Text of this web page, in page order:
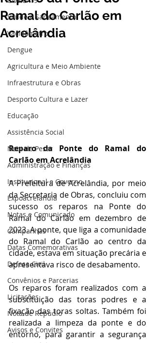
Saúde e Saneamento
Vacinômetro
Dengue
Agricultura e Meio Ambiente
Infraestrutura e Obras
Desporto Cultura e Lazer
Educação
Assistência Social
Nota de Pesar
Administração e Finanças
Institucional e Governo
Expoacrelandia
Notas e Comunicado
Campanhas
Datas Comemorativas
Defesa Civil
Convênios e Parcerias
Licitações
Nota de Repúdio
Avisos e Convites
Ramal do Carlão em
Acrelândia
Reparo da Ponte do Ramal do
Carlão em Acrelândia
A Prefeitura de Acrelândia, por meio
da Secretaria de Obras, concluiu com
sucesso os reparos na Ponte do
Ramal do Carlão em dezembro de
2023. A ponte, que liga a comunidade
do Ramal do Carlão ao centro da
cidade, estava em situação precária e
apresentava risco de desabamento.
Os reparos foram realizados com a
substituição das toras podres e a
fixação das toras soltas. Também foi
realizada a limpeza da ponte e do
entorno, para garantir a segurança